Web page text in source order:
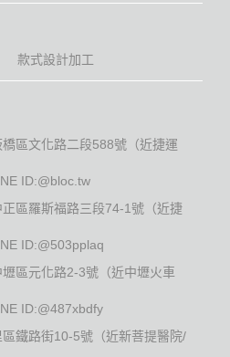
款式設計加工
區文化路二段588號（近捷運
ID:@bloc.tw
區羅斯福路三段74-1號（近捷
ID:@503pplaq
區元化路2-3號（近中壢火車
ID:@487xbdfy
鐵路街10-5號（近新菩提醫院/